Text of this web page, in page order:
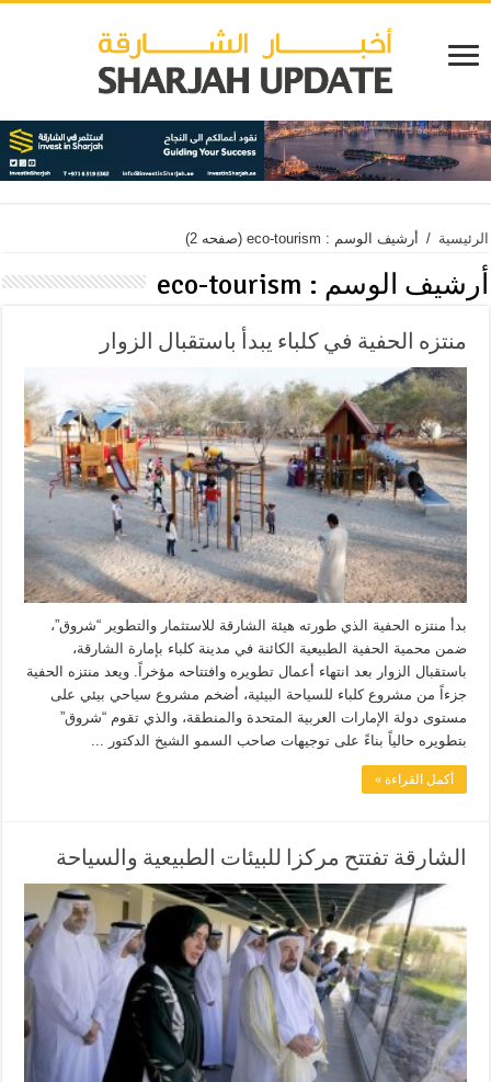
الرئيسية / أرشيف الوسم : eco-tourism (صفحه 2)
أرشيف الوسم : eco-tourism
منتزه الحفية في كلباء يبدأ باستقبال الزوار
بدأ منتزه الحفية الذي طورته هيئة الشارقة للاستثمار والتطوير “شروق”،
ضمن محمية الحفية الطبيعية الكائنة في مدينة كلباء بإمارة الشارقة،
باستقبال الزوار بعد انتهاء أعمال تطويره وافتتاحه مؤخراً. ويعد منتزه الحفية
جزءاً من مشروع كلباء للسياحة البيئية، أضخم مشروع سياحي بيئي على
مستوى دولة الإمارات العربية المتحدة والمنطقة، والذي تقوم “شروق”
بتطويره حالياً بناءً على توجيهات صاحب السمو الشيخ الدكتور ...
أكمل القراءة »
الشارقة تفتتح مركزا للبيئات الطبيعية والسياحة